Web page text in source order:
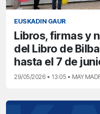
EUSKADIN GAUR
Libros, firmas y
del Libro de
hasta el 7 de
29/05/2026 • 13:05 • MAY